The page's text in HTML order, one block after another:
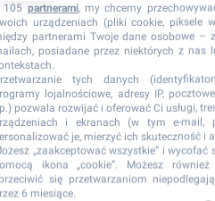
exception has occurred while loading
105 partnerami, my chcemy
urządzeniach (pliki cookie, piksele
partnerami Twoje dane osobowe –
posiadane przez niektórych z nas
tych danych
lojalnościowe, adresy IP,
pozwala rozwijać i oferować Ci usługi,
i ekranach (w tym e-mail,
je, mierzyć ich skuteczność i
„zaakceptować wszystkie” i
ikona „cookie”. Możesz również
się przetwarzaniom
6 miesiące.